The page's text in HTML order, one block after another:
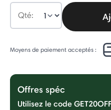
Qté:
Moyens de paiement acceptés :
Offres spéc
Utilisez le code